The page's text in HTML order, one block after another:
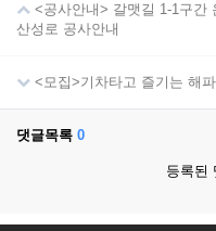
<공사안내> 갈맷길 1-1구간
산성로 공사안내
<모집>기차타고 즐기는 해
댓글목록 0
등록된